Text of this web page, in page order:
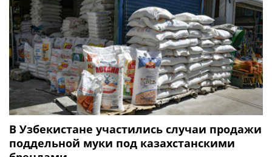
В Узбекистане участились случаи продажи
поддельной муки под казахстанскими